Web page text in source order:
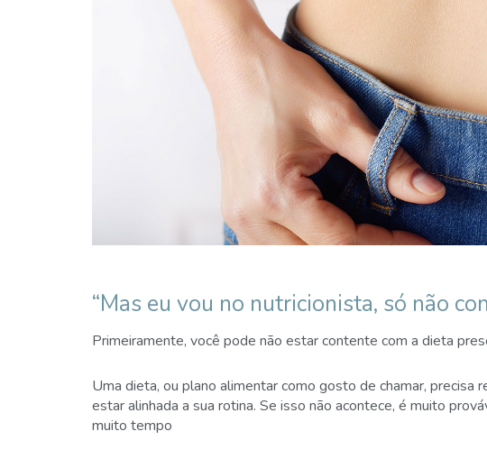
“Mas eu vou no nutricionista, só não
Primeiramente, você pode não estar contente com a dieta
Uma dieta, ou plano alimentar como gosto de chamar, precisa
estar alinhada a sua rotina. Se isso não acontece, é muito
muito tempo